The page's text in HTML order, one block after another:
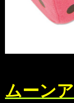
ムーン